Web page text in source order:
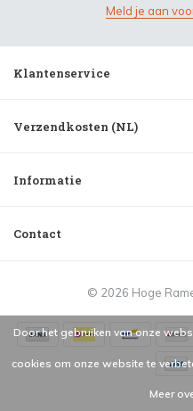
Meld je aan
Klantenservice
Verzendkosten (NL)
Informatie
Contact
© 2026 Hoge
Door het gebruiken van onze
cookies om onze website te
Meer